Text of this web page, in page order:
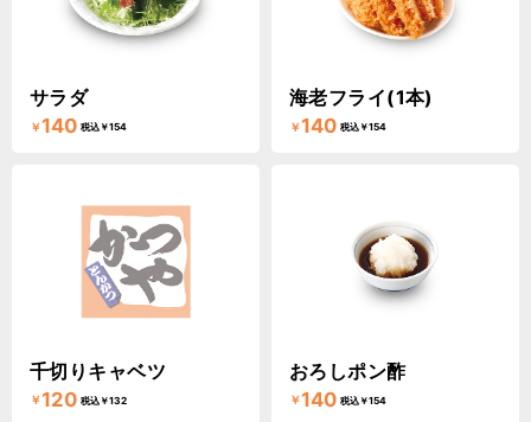
サラダ
￥140 税込￥154
海老フライ(1本)
￥140 税込￥154
千切りキャベツ
￥120 税込￥132
おろしポン酢
￥140 税込￥154